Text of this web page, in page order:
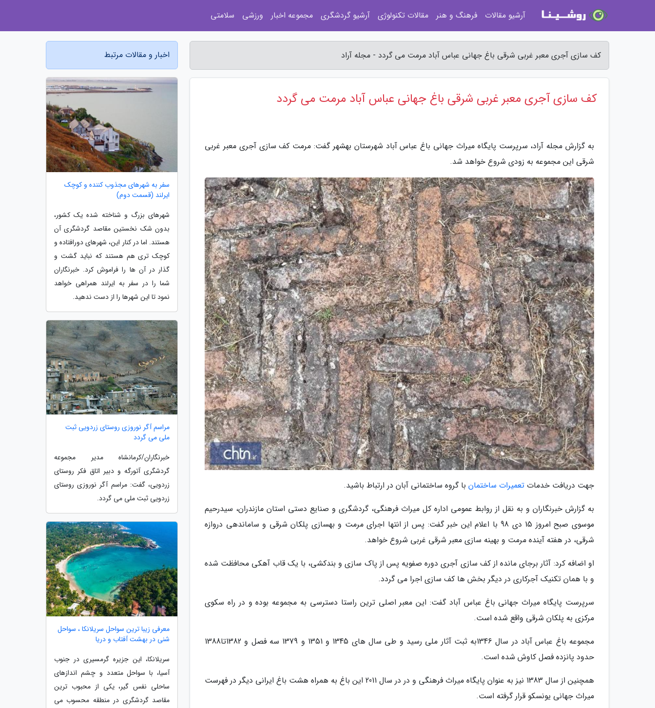
کف سازی آجری معبر غربی شرقی باغ جهانی عباس آباد مرمت می گردد - مجله آراد
کف سازی آجری معبر غربی شرقی باغ جهانی عباس آباد مرمت می گردد
به گزارش مجله آراد، سرپرست پایگاه میراث جهانی باغ عباس آباد شهرستان بهشهر گفت: مرمت کف سازی آجری معبر غربی
شرقی این مجموعه به زودی شروع خواهد شد.
جهت دریافت خدمات تعمیرات ساختمان با گروه ساختمانی آبان در ارتباط باشید.
به گزارش خبرنگاران و به نقل از روابط عمومی اداره کل میراث فرهنگی، گردشگری و صنایع دستی استان مازندران، سیدرحیم
موسوی صبح امروز 15 دی 98 با اعلام این خبر گفت: پس از انتها اجرای مرمت و بهسازی پلکان شرقی و ساماندهی دروازه
شرقی، در هفته آینده مرمت و بهینه سازی معبر شرقی غربی شروع خواهد.
او اضافه کرد: آثار برجای مانده از کف سازی آجری دوره صفویه پس از پاک سازی و بندکشی، با یک قاب آهکی محافظت شده
و با همان تکنیک آجرکاری در دیگر بخش ها کف سازی اجرا می گردد.
سرپرست پایگاه میراث جهانی باغ عباس آباد گفت: این معبر اصلی ترین راستا دسترسی به مجموعه بوده و در راه سکوی
مرکزی به پلکان شرقی واقع شده است.
مجموعه باغ عباس آباد در سال 1346به ثبت آثار ملی رسید و طی سال های 1345 و 1351 و 1379 سه فصل و 1382تا1388
حدود پانزده فصل کاوش شده است.
همچنین از سال 1383 نیز به عنوان پایگاه میراث فرهنگی و در در سال 2011 این باغ به همراه هشت باغ ایرانی دیگر در فهرست
میراث جهانی یونسکو قرار گرفته است.
اخبار و مقالات مرتبط
سفر به شهرهای مجذوب کننده و کوچک
ایرلند (قسمت دوم)
شهرهای بزرگ و شناخته شده یک کشور،
بدون شک نخستین مقاصد گردشگری آن
هستند. اما در کنار این، شهرهای دورافتاده و
کوچک تری هم هستند که نباید گشت و
گذار در آن ها را فراموش کرد. خبرنگاران
شما را در سفر به ایرلند همراهی خواهد
نمود تا این شهرها را از دست ندهید.
مراسم آگر نوروزی روستای زردویی ثبت
ملی می گردد
خبرنگاران/کرمانشاه مدیر مجموعه
گردشگری آتورگه و دبیر اتاق فکر روستای
زردویی، گفت: مراسم آگر نوروزی روستای
زردویی ثبت ملی می گردد.
معرفی زیبا ترین سواحل سریلانکا ، سواحل
شنی در بهشت آفتاب و دریا
سریلانکا، این جزیره گرمسیری در جنوب
آسیا، با سواحل متعدد و چشم اندازهای
ساحلی نفس گیر، یکی از محبوب ترین
مقاصد گردشگری در منطقه محسوب می
آرشیو مقالات فرهنگ و هنر مقالات تکنولوژی آرشیو گردشگری مجموعه اخبار ورزشی سلامتی